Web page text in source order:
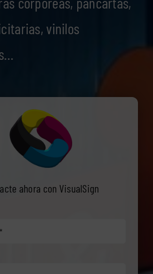
vinilos
ahora con VisualSign